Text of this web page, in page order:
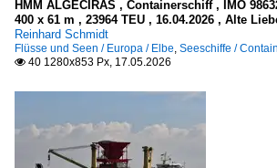
HMM ALGECIRAS , Containerschiff , IMO
400 x 61 m , 23964 TEU , 16.04.2026 , Alte
Reinhard Schmidt
Flüsse und Seen / Europa / Elbe, Seeschiffe /
 40 1280x853 Px, 17.05.2026